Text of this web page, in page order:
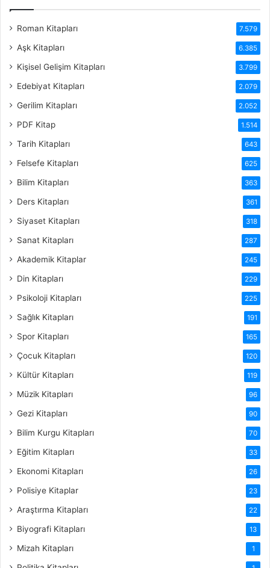
Roman Kitapları 7.579
Aşk Kitapları 6.385
Kişisel Gelişim Kitapları 3.799
Edebiyat Kitapları 2.079
Gerilim Kitapları 2.052
PDF Kitap 1.514
Tarih Kitapları 643
Felsefe Kitapları 625
Bilim Kitapları 363
Ders Kitapları 361
Siyaset Kitapları 318
Sanat Kitapları 287
Akademik Kitaplar 245
Din Kitapları 229
Psikoloji Kitapları 225
Sağlık Kitapları 191
Spor Kitapları 165
Çocuk Kitapları 120
Kültür Kitapları 119
Müzik Kitapları 96
Gezi Kitapları 90
Bilim Kurgu Kitapları 70
Eğitim Kitapları 33
Ekonomi Kitapları 26
Polisiye Kitaplar 23
Araştırma Kitapları 22
Biyografi Kitapları 13
Mizah Kitapları 1